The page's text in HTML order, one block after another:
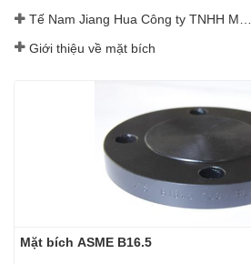
Tế Nam Jiang Hua Công ty TNHH Máy rèn
Giới thiệu về mặt bích
Mặt bích ASME B16.5